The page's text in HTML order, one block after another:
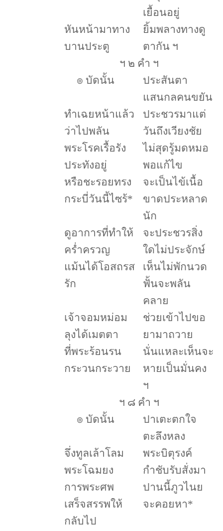
เยื้อนอยู่
หันหน้ามาทาง
บานประตู
ยิ้มพลางทางดู
ตากัน ฯ
ฯ ๒ คำ ฯ
๏ บัดนั้น
ประสันตา
แสนกลคนขยัน
ทำเฉยหน้าแล้ว
ว่าไปพลัน
ประชวรมาแต่
วันถึงเวียงชัย
พระโรคเรื้อรัง
ประทังอยู่
ไม่สุดรู้มดหมอ
พอแก้ไข
หรือชะรอยทรง
กระบี่วันนี้ไซร้*
จะเป็นไข้เนื้อ
ขาดประหลาด
นัก
ดูอาการที่ทำให้
คร่ำครวญ
จะประชวรสิ่ง
ใดไม่ประจักษ์
แม้นได้โอสถรส
รัก
เห็นไม่พักนวด
ฟั้นจะพลัน
คลาย
เจ้าจอมหม่อม
ลุงได้เมตตา
ช่วยเข้าไปขอ
ยามาถวาย
ที่พระร้อนรน
กระวนกระวาย
นั่นแหละเห็นจะ
หายเป็นมั่นคง
ฯ
ฯ ๘ คำ ฯ
๏ บัดนั้น
ปาเตะตกใจ
ตะลึงหลง
จึ่งทูลเล้าโลม
พระโฉมยง
พระบิตุรงค์
กำชับรับสั่งมา
การพระศพ
เสร็จสรรพให้
กลับไป
ปานนี้ภูวไนย
จะคอยหา*